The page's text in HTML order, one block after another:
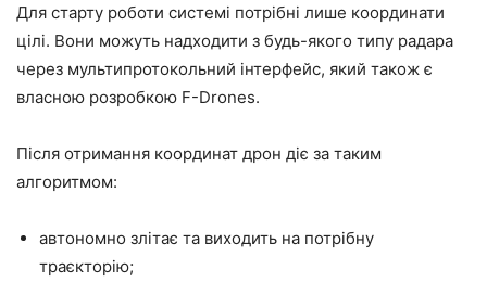
Для старту роботи системі потрібні лише координати
цілі. Вони можуть надходити з будь-якого типу радара
через мультипротокольний інтерфейс, який також є
власною розробкою F-Drones.
Після отримання координат дрон діє за таким
алгоритмом:
автономно злітає та виходить на потрібну
траєкторію;